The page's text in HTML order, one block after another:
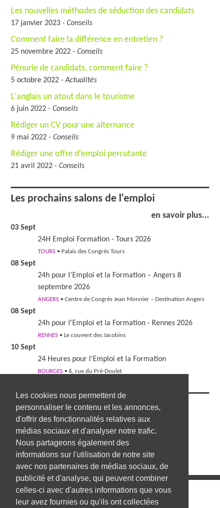
Les cookies nous permettent de
personnaliser le contenu et les annonces,
d'offrir des fonctionnalités relatives aux
médias sociaux et d'analyser notre trafic.
Nous partageons également des
informations sur l'utilisation de notre site
avec nos partenaires de médias sociaux, de
publicité et d'analyse, qui peuvent combiner
celles-ci avec d'autres informations que vous
leur avez fournies ou qu'ils ont collectées
Les nouvelles méthodes de séduction des candidats
17 janvier 2023 -Conseils
Comment faire la différence en entretien ?
25 novembre 2022 -Conseils
Pénurie de candidats, comment faire ?
5 octobre 2022 -Actualités
L'anglais un atout dans le tourisme
6 juin 2022 -Conseils
Rédiger un CV pour une alternance
9 mai 2022 -Conseils
Rédiger une offre d'emploi percutante
21 avril 2022 -Conseils
Les prochains salons de l'emploi
en savoir plus...
03 Sept
24H Emploi Formation - Tours 2026
TOURS • Palais des Congrès Tours
08 Sept
24h pour l’Emploi et la Formation – Angers 8
septembre 2026
ANGERS • Centre de Congrès Jean Monnier – Destination Angers
08 Sept
24h pour l'Emploi et la Formation - Rennes 2026
RENNES • Le couvent des Jacobins
10 Sept
24 Heures pour l'Emploi et la Formation
BOURGES • 6, rue du Pré-Doulet
Nous suivre
Les annonces d'emploi